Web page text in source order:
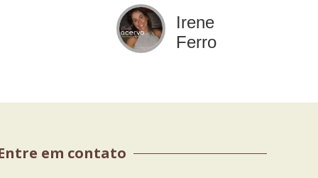
Irene
Ferro
em contato